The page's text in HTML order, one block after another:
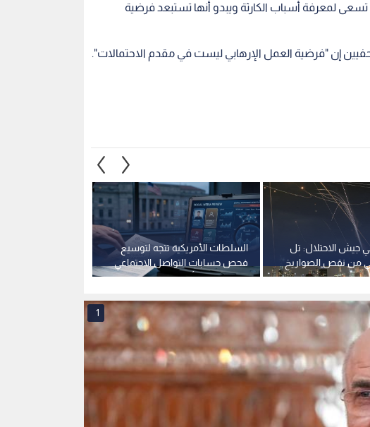
تسعى لمعرفة أسباب الكارثة ويبدو أنها تستبعد فرضية
إن "فرضية العمل الإرهابي ليست في مقدم الاحتمالات".
السلطات الأمريكية تتجه لتوسيع
فحص حسابات التواصل الاجتماعي
للمتقدمين للتأشيرات
جيش الاحتلال: تل
من نقص الصواريخ
تعاني منه
1